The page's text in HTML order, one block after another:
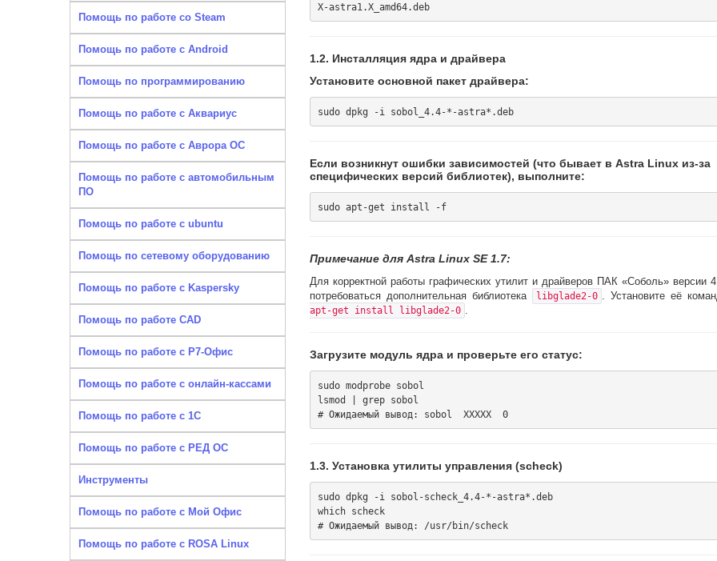
Помощь по работе со Steam
Помощь по работе с Android
Помощь по программированию
Помощь по работе с Аквариус
Помощь по работе с Аврора ОС
Помощь по работе с автомобильным
ПО
Помощь по работе с ubuntu
Помощь по сетевому оборудованию
Помощь по работе с Kaspersky
Помощь по работе CAD
Помощь по работе с Р7-Офис
Помощь по работе с онлайн-кассами
Помощь по работе с 1С
Помощь по работе с РЕД ОС
Инструменты
Помощь по работе с Мой Офис
Помощь по работе с ROSA Linux
X-astra1.X_amd64.deb
1.2. Инсталляция ядра и драйвера
Установите основной пакет драйвера:
sudo dpkg -i sobol_4.4-*-astra*.deb
Если возникнут ошибки зависимостей (что бывает в Astra Linux из-за
специфических версий библиотек), выполните:
sudo apt-get install -f
Примечание для Astra Linux SE 1.7:
Для корректной работы графических утилит и драйверов ПАК «Соболь» версии
потребоваться дополнительная библиотека
libglade2-0 . Установите её
apt-get install libglade2-0 .
Загрузите модуль ядра и проверьте его статус:
sudo modprobe sobol
lsmod | grep sobol
# Ожидаемый вывод: sobol  XXXXX  0
1.3. Установка утилиты управления (scheck)
sudo dpkg -i sobol-scheck_4.4-*-astra*.deb
which scheck
# Ожидаемый вывод: /usr/bin/scheck